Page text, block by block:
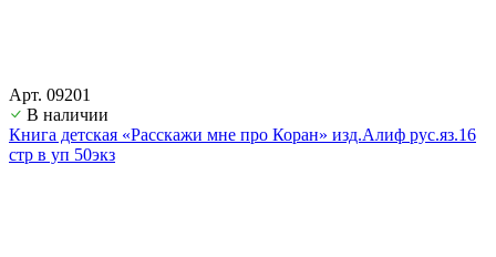
Арт. 09201
В наличии
Книга детская «Расскажи мне про Коран» изд.Алиф рус.яз.16
стр в уп 50экз